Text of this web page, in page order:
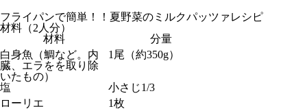
フライパンで簡単！！夏野菜のミルクパッツァレシピ
材料（2人分）
材料
分量
白身魚（鯛など。内
臓、エラをを取り除
いたもの）
1尾（約350g）
塩
小さじ1/3
ローリエ
1枚